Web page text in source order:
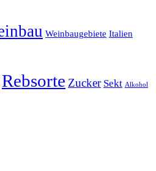
Weinbaugebiete Italien
Rebsorte Zucker Sekt Alkohol